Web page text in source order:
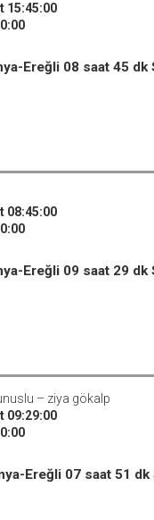
15:45:00
Ereğli 08 saat 45
08:45:00
Ereğli 09 saat 29
– ziya gökalp
09:29:00
Ereğli 07 saat 51